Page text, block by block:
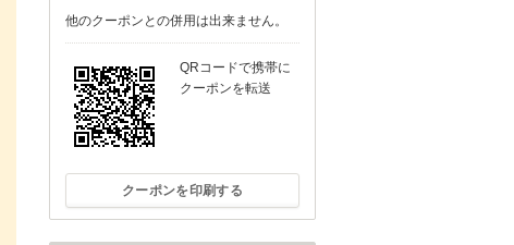
他のクーポンとの併用は出来ません。
QRコードで携帯に
クーポンを転送
クーポンを印刷する